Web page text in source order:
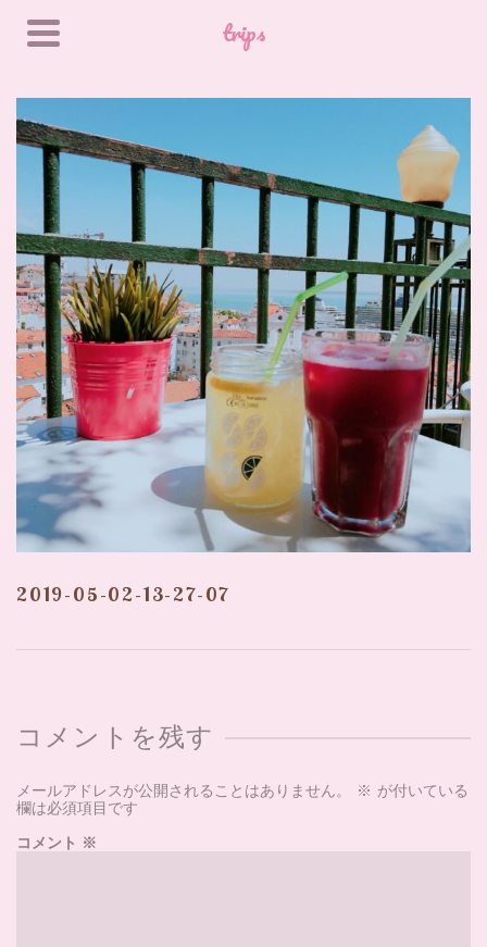
trips
2019-05-02-13-27-07
コメントを残す
メールアドレスが公開されることはありません。 ※ が付いている
欄は必須項目です
コメント ※